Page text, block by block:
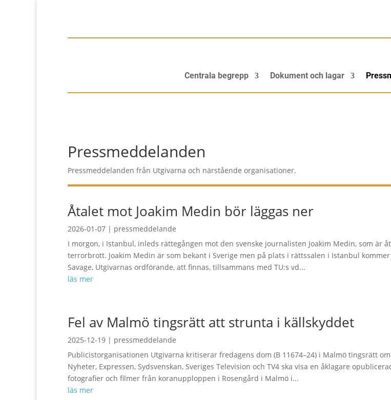
Centrala begrepp Dokument och lagar
Pressmeddelanden
Pressmeddelanden från Utgivarna och närstående organisationer.
Åtalet mot Joakim Medin bör läggas ner
2026-01-07 | pressmeddelande
I morgon, i Istanbul, inleds rättegången mot den svenske journalisten Joakim Medin, som är
terrorbrott. Joakim Medin är som bekant i Sverige men på plats i rättssalen i Istanbul kommer
Savage, Utgivarnas ordförande, att finnas, tillsammans med TU:s vd...
läs mer
Fel av Malmö tingsrätt att strunta i källskyddet
2025-12-19 | pressmeddelande
Publicistorganisationen Utgivarna kritiserar fredagens dom (B 11674–24) i Malmö tingsrätt
Nyheter, Expressen, Sydsvenskan, Sveriges Television och TV4 ska visa en åklagare
fotografier och filmer från koranupploppen i Rosengård i Malmö i...
läs mer